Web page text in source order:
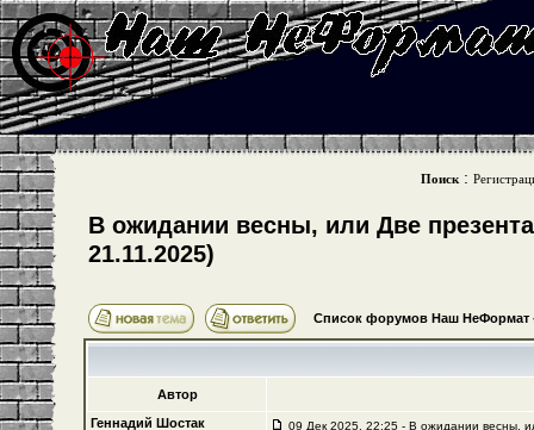
Поиск :
В ожидании весны, или Две
21.11.2025)
Список форумов Наш НеФормат
Автор
Геннадий Шостак
09 Дек 2025, 22:25 - В ожидании весны,